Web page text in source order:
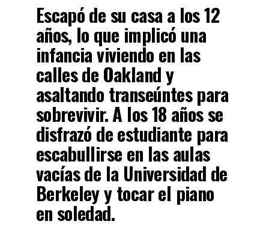
Escapó de su casa a los 12
años, lo que implicó una
infancia viviendo en las
calles de Oakland y
asaltando transeúntes para
sobrevivir. A los 18 años se
disfrazó de estudiante para
escabullirse en las aulas
vacías de la Universidad de
Berkeley y tocar el piano
en soledad.